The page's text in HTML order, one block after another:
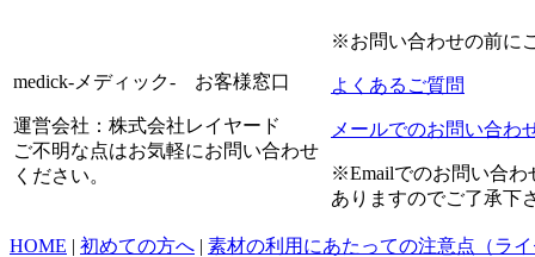
medick-メディック- お客様窓口
運営会社：株式会社レイヤード
ご不明な点はお気軽にお問い合わせ
ください。
※お問い合わせの前に
よくあるご質問
メールでのお問い合わ
※Emailでのお問い合わ
ありますのでご了承下
HOME | 初めての方へ | 素材の利用にあたっての注意点（ラ